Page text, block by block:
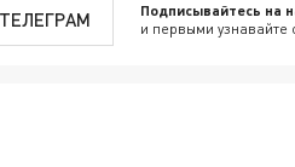
ТЕЛЕГРАМ Подписывайтесь на
и первыми узнавайте